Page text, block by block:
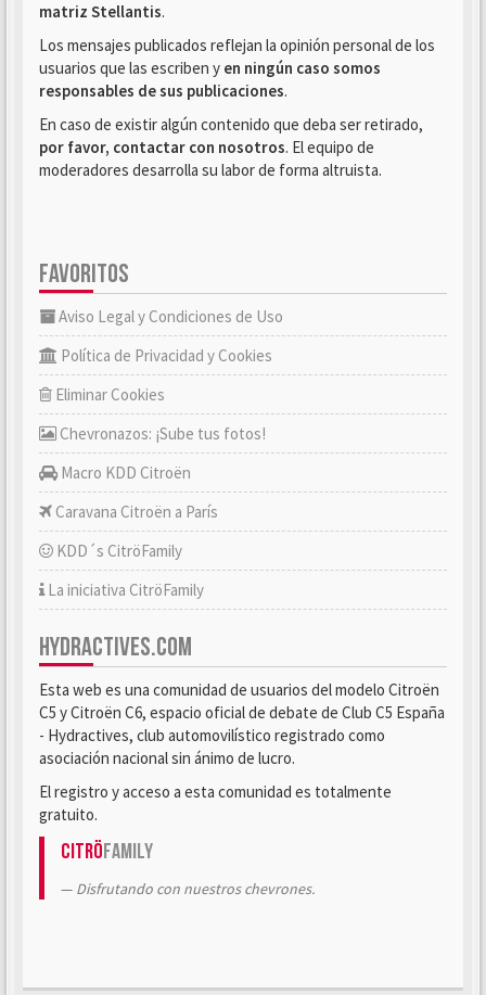
matriz Stellantis.
Los mensajes publicados reflejan la opinión personal de los
usuarios que las escriben y en ningún caso somos
responsables de sus publicaciones.
En caso de existir algún contenido que deba ser retirado,
por favor, contactar con nosotros. El equipo de
moderadores desarrolla su labor de forma altruista.
FAVORITOS
Aviso Legal y Condiciones de Uso
Política de Privacidad y Cookies
Eliminar Cookies
Chevronazos: ¡Sube tus fotos!
Macro KDD Citroën
Caravana Citroën a París
KDD´s CitröFamily
La iniciativa CitröFamily
HYDRACTIVES.COM
Esta web es una comunidad de usuarios del modelo Citroën
C5 y Citroën C6, espacio oficial de debate de Club C5 España
- Hydractives, club automovilístico registrado como
asociación nacional sin ánimo de lucro.
El registro y acceso a esta comunidad es totalmente
gratuito.
CitröFamily
Disfrutando con nuestros chevrones.